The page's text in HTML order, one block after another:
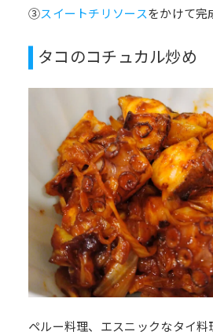
③スイートチリソースをかけて完
タコのコチュカル炒め
ペルー料理、エスニックなタイ料